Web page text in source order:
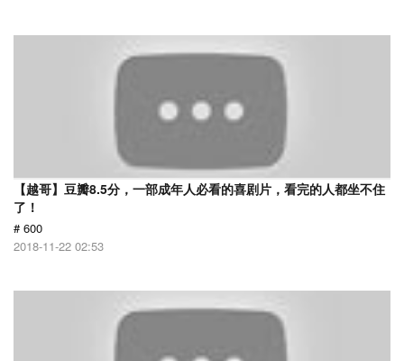
【越哥】豆瓣8.5分，一部成年人必看的喜剧片，看完的人都坐不住
了！
# 600
2018-11-22 02:53